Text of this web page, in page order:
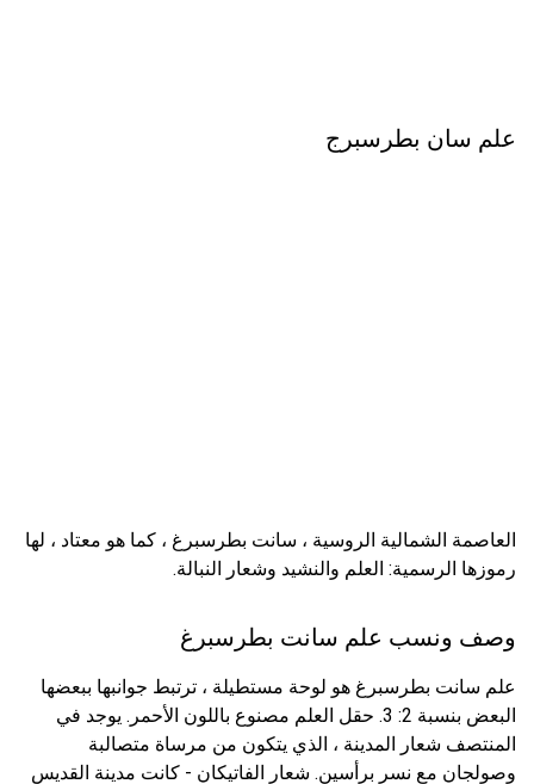
علم سان بطرسبرج
العاصمة الشمالية الروسية ، سانت بطرسبرغ ، كما هو معتاد ، لها
رموزها الرسمية: العلم والنشيد وشعار النبالة.
وصف ونسب علم سانت بطرسبرغ
علم سانت بطرسبرغ هو لوحة مستطيلة ، ترتبط جوانبها ببعضها
البعض بنسبة 2: 3. حقل العلم مصنوع باللون الأحمر. يوجد في
المنتصف شعار المدينة ، الذي يتكون من مرساة متصالبة
وصولجان مع نسر برأسين. شعار الفاتيكان - كانت مدينة القديس